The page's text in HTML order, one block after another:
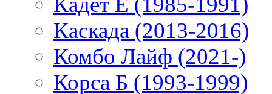
Каскада (2013-2016)
Комбо Лайф (2021-)
Корса Б (1993-1999)